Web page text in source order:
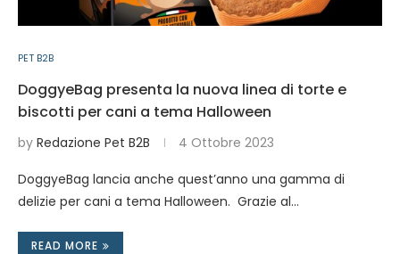
PET B2B
DoggyeBag presenta la nuova linea di torte e
biscotti per cani a tema Halloween
by Redazione Pet B2B 4 Ottobre 2023
DoggyeBag lancia anche quest’anno una gamma di
delizie per cani a tema Halloween. Grazie al…
READ MORE